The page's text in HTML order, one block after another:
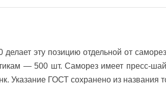
эту позицию отдельной от
— 500 шт. Саморез имеет пресс-
Указание ГОСТ сохранено из названия